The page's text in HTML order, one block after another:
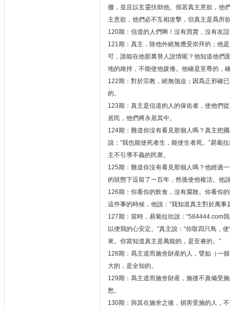
撤，並且以玄靈扶助他。假若真主意欲，他
主意欲，他們必不互相攻擊，但真主是爲所
120期：信道的人們啊！沒有買賣，沒有友
121期：真主，除他外絕無應受崇拜的；他
可，誰能在他那裏替人說情呢？他知道他們
地的維持，不能使他疲倦。他確是至尊的，
122期：對於宗教，絕無強迫；因爲正邪確
的。
123期：真主是信道的人的保佑者，使他們
居民，他們將永居其中。
124期：難道你沒有看見那個人嗎？真主把
說：“我也能使死者生，能使生者死。”易蔔
主不引導不義的民衆。
125期：難道你沒有看見那個人嗎？他經過
的狀態下逗留了一百年，然後使他複活。他
126期：你看你的飲食，沒有腐敗。你看你
這件事的時候，他說：“我知道真主對於萬事
127期：當時，易蔔拉欣說：“584444.com
以便我的心安定。”真主說：“你取四只鳥，
來。你當知道真主是萬能的，是至睿的。”
128期：爲主道而施舍財産的人，譬如（一
大的，是全知的。
129期：爲主道而施舍財産，施後不責備受
愁。
130期：與其在施舍之後，損害受施的人，